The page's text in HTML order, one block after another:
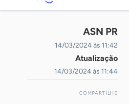
Agência
Sebrae
Notícias
ASN PR
14/03/2024 às 11:42
Atualização
14/03/2024 às 11:44
COMPARTILHE